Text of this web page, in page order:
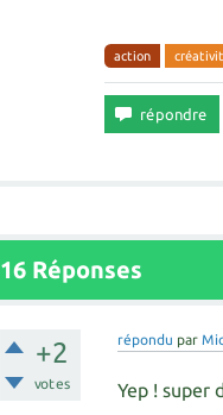
action
16 Réponses
+2
votes
répondu par
Yep ! super